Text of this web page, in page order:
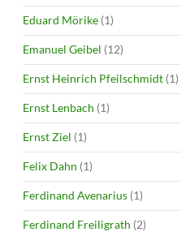
Eduard Mörike (1)
Emanuel Geibel (12)
Ernst Heinrich Pfeilschmidt (1)
Ernst Lenbach (1)
Ernst Ziel (1)
Felix Dahn (1)
Ferdinand Avenarius (1)
Ferdinand Freiligrath (2)